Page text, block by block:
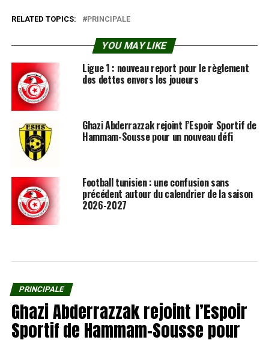
RELATED TOPICS: PRINCIPALE
YOU MAY LIKE
Ligue 1 : nouveau report pour le règlement
des dettes envers les joueurs
Ghazi Abderrazzak rejoint l’Espoir Sportif de
Hammam-Sousse pour un nouveau défi
Football tunisien : une confusion sans
précédent autour du calendrier de la saison
2026-2027
PRINCIPALE
Ghazi Abderrazzak rejoint l’Espoir
Sportif de Hammam-Sousse pour